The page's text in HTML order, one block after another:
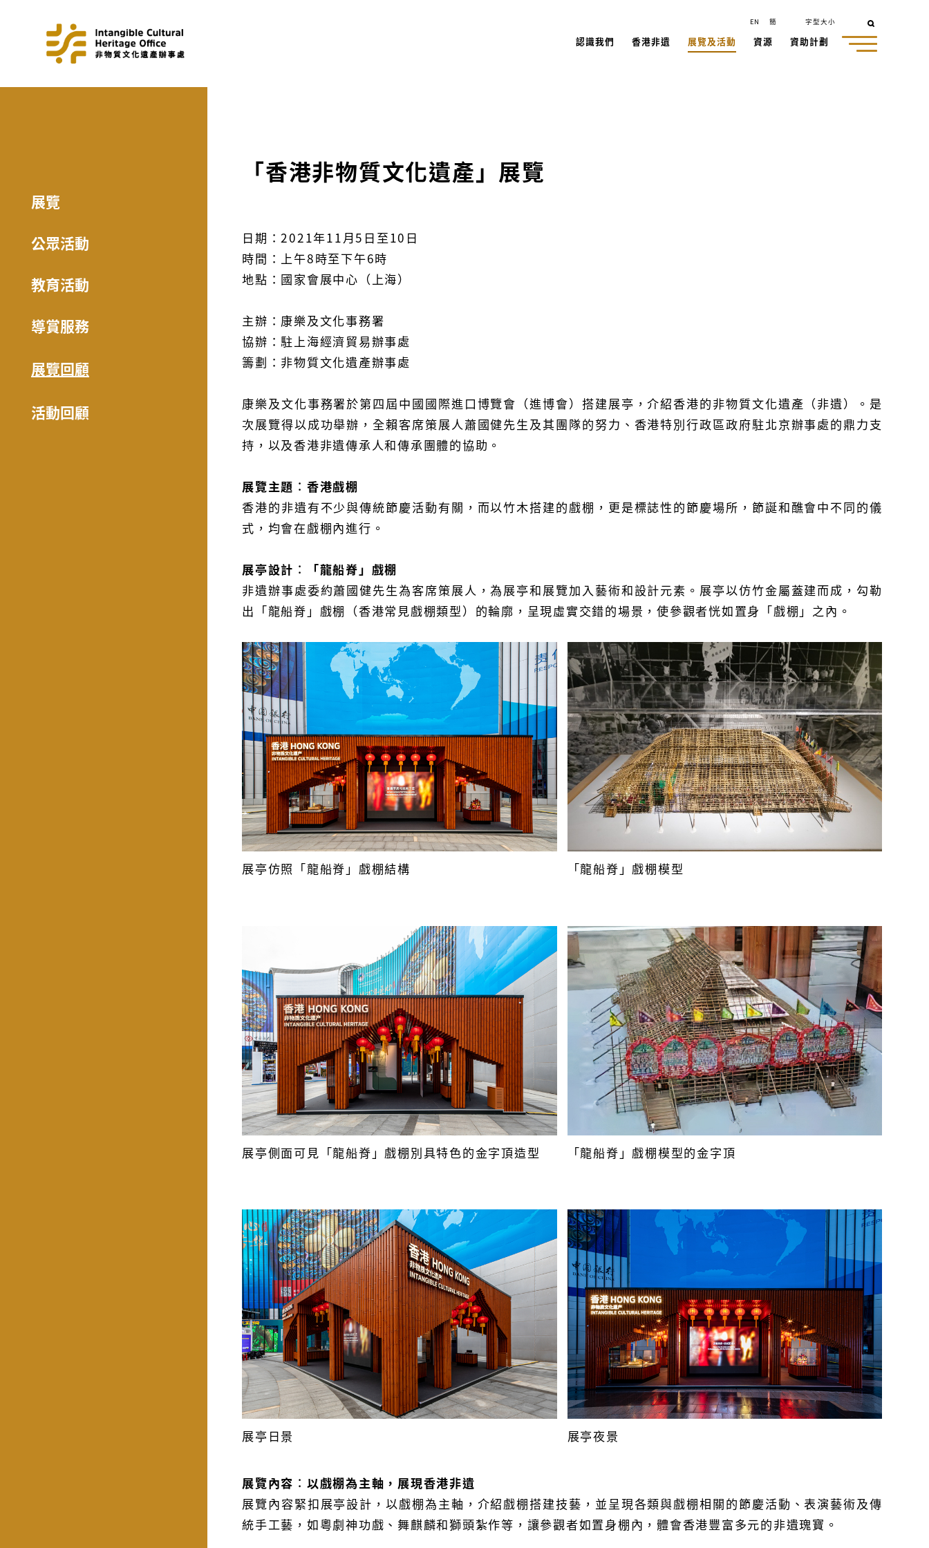
認識我們 香港非遺 展覽及活動 資源 資助計劃
EN 簡 字型大小
展覽
公眾活動
教育活動
導賞服務
展覽回顧
活動回顧
「香港非物質文化遺產」展覽
日期：2021年11月5日至10日
時間：上午8時至下午6時
地點：國家會展中心（上海）
主辦：康樂及文化事務署
協辦：駐上海經濟貿易辦事處
籌劃：非物質文化遺產辦事處
康樂及文化事務署於第四屆中國國際進口博覽會（進博會）搭建展亭，介紹香港的非物質文化遺產（非遺）。是
次展覽得以成功舉辦，全賴客席策展人蕭國健先生及其團隊的努力、香港特別行政區政府駐北京辦事處的鼎力支
持，以及香港非遺傳承人和傳承團體的協助。
展覽主題︰香港戲棚
香港的非遺有不少與傳統節慶活動有關，而以竹木搭建的戲棚，更是標誌性的節慶場所，節誕和醮會中不同的儀
式，均會在戲棚內進行。
展亭設計︰「龍船脊」戲棚
非遺辦事處委約蕭國健先生為客席策展人，為展亭和展覽加入藝術和設計元素。展亭以仿竹金屬蓋建而成，勾勒
出「龍船脊」戲棚（香港常見戲棚類型）的輪廓，呈現虛實交錯的場景，使參觀者恍如置身「戲棚」之內。
展亭仿照「龍船脊」戲棚結構 「龍船脊」戲棚模型
展亭側面可見「龍船脊」戲棚別具特色的金字頂造型 「龍船脊」戲棚模型的金字頂
展亭日景 展亭夜景
展覽內容︰以戲棚為主軸，展現香港非遺
展覽內容緊扣展亭設計，以戲棚為主軸，介紹戲棚搭建技藝，並呈現各類與戲棚相關的節慶活動、表演藝術及傳
統手工藝，如粵劇神功戲、舞麒麟和獅頭紮作等，讓參觀者如置身棚內，體會香港豐富多元的非遺瑰寶。